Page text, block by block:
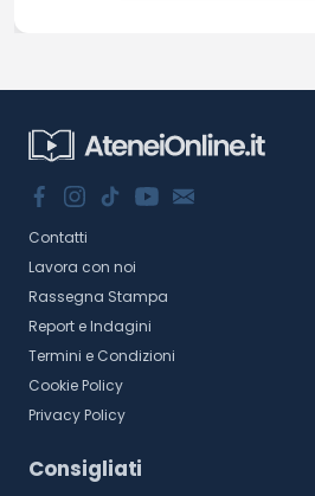
Contatti
Lavora con noi
Rassegna Stampa
Report e Indagini
Termini e Condizioni
Cookie Policy
Privacy Policy
Consigliati